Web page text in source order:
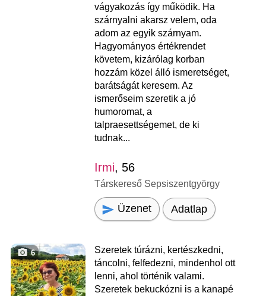
vágyakozás így működik. Ha
szárnyalni akarsz velem, oda
adom az egyik szárnyam.
Hagyományos értékrendet
követem, kizárólag korban
hozzám közel álló ismeretséget,
barátságát keresem. Az
ismerőseim szeretik a jó
humoromat, a
talpraesettségemet, de ki
tudnak...
Irmi, 56
Társkereső Sepsiszentgyörgy
Üzenet Adatlap
6
Szeretek túrázni, kertészkedni,
táncolni, felfedezni, mindenhol ott
lenni, ahol történik valami.
Szeretek bekuckózni is a kanapé